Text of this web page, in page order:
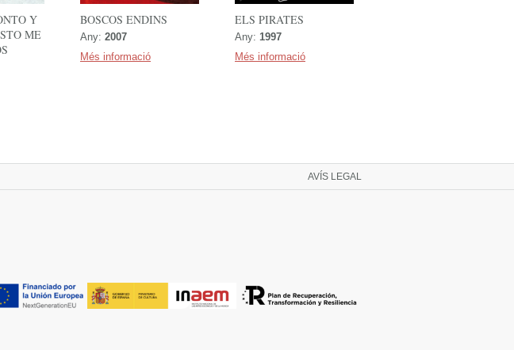
Y
ME
BOSCOS ENDINS
Any: 2007
Més informació
ELS PIRATES
Any: 1997
Més informació
AVÍS LEGAL